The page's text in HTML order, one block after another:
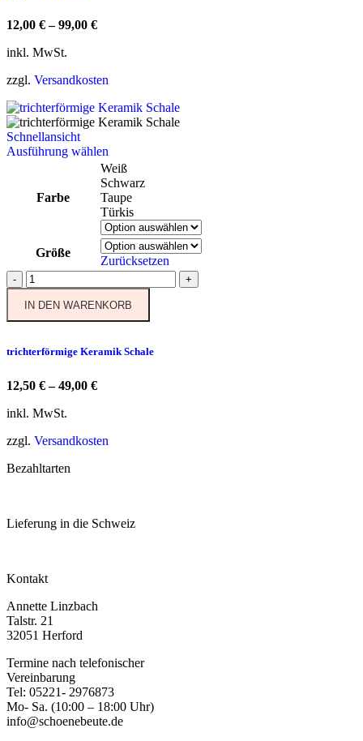
12,00 €–99,00 €
inkl. MwSt.
zzgl. Versandkosten
Schnellansicht
Ausführung wählen
Produkt
weist
mehrere
Varianten
auf.
Die
Optionen
können
Produktseite
gewählt
Farbe
Weiß
Schwarz
Taupe
Türkis
Größe
Zurücksetzen
-
trichterförmige
Keramik
Schale
Menge
+
IN DEN WARENKORB
trichterförmige Keramik Schale
12,50 €–49,00 €
inkl. MwSt.
zzgl. Versandkosten
Bezahltarten
Lieferung in die Schweiz
Kontakt
Annette Linzbach
Talstr. 21
32051 Herford
Termine nach telefonischer
Vereinbarung
Tel: 05221- 2976873
Mo- Sa. (10:00 – 18:00 Uhr)
info@schoenebeute.de